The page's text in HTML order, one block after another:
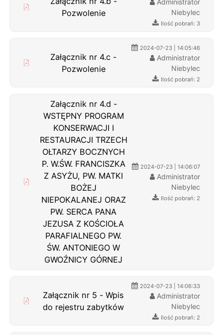
Pozwolenie
Administrator
Niebylec
Ilość pobrań: 3
Załącznik nr 4.c -
Pozwolenie
2024-07-23 | 14:05:46
Administrator
Niebylec
Ilość pobrań: 2
Załącznik nr 4.d -
WSTĘPNY PROGRAM
KONSERWACJI I
RESTAURACJI TRZECH
OŁTARZY BOCZNYCH
P. W.ŚW. FRANCISZKA
Z ASYŻU, PW. MATKI
BOŻEJ
NIEPOKALANEJ ORAZ
PW. SERCA PANA
JEZUSA Z KOŚCIOŁA
PARAFIALNEGO PW.
ŚW. ANTONIEGO W
GWOŹNICY GÓRNEJ
2024-07-23 | 14:06:07
Administrator
Niebylec
Ilość pobrań: 2
Załącznik nr 5 - Wpis
do rejestru zabytków
2024-07-23 | 14:06:33
Administrator
Niebylec
Ilość pobrań: 2